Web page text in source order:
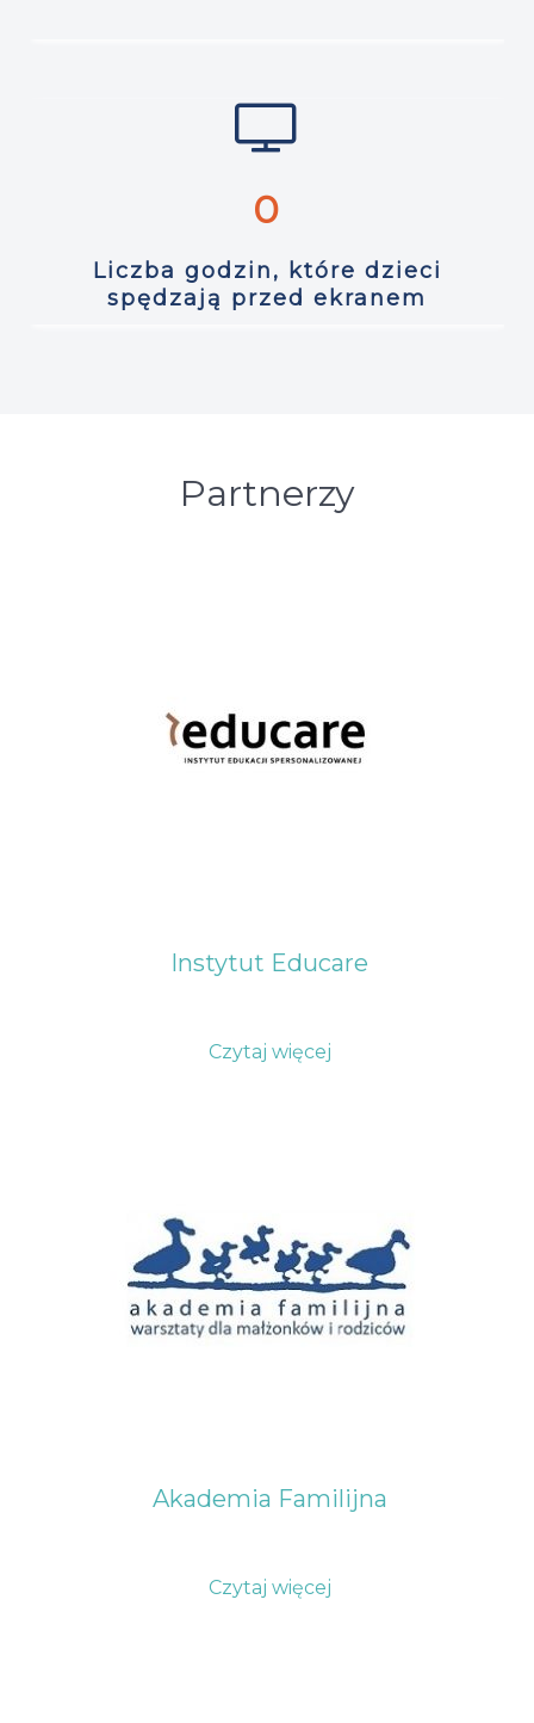
0
Liczba godzin, które dzieci
spędzają przed ekranem
Partnerzy
Instytut Educare
Czytaj więcej
Akademia Familijna
Czytaj więcej